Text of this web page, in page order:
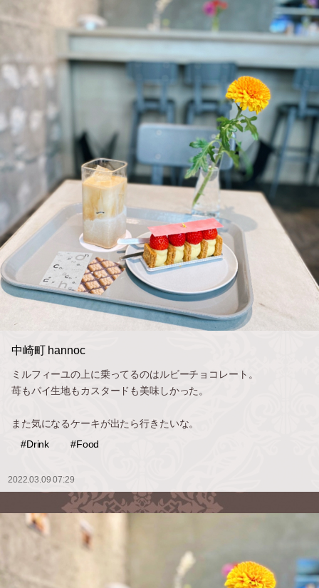
中崎町 hannoc
ミルフィーユの上に乗ってるのはルビーチョコレート。
苺もパイ生地もカスタードも美味しかった。
また気になるケーキが出たら行きたいな。
#Drink
#Food
2022.03.09 07:29